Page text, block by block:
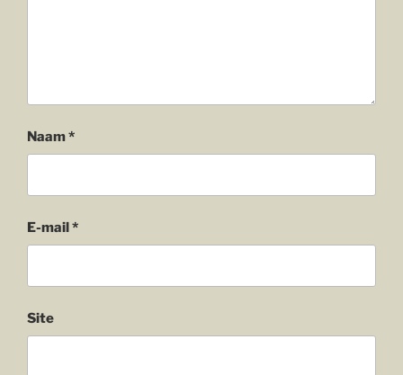
Naam*
E-mail*
Site